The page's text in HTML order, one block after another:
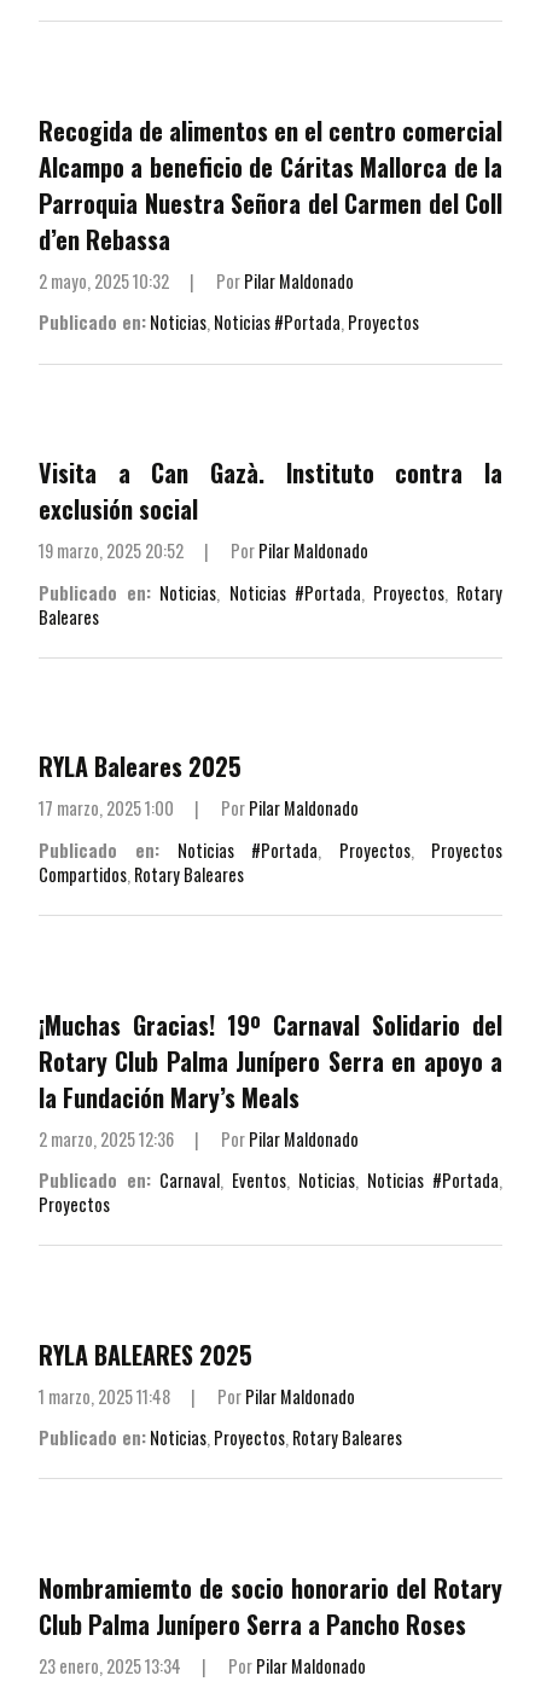
Recogida de alimentos en el centro comercial
Alcampo a beneficio de Cáritas Mallorca de la
Parroquia Nuestra Señora del Carmen del Coll
d’en Rebassa
2 mayo, 2025 10:32 | PorPilar Maldonado
Publicado en:Noticias,Noticias #Portada,Proyectos
Visita a Can Gazà. Instituto contra la
exclusión social
19 marzo, 2025 20:52 | PorPilar Maldonado
Publicado en: Noticias, Noticias #Portada, Proyectos, Rotary
Baleares
RYLA Baleares 2025
17 marzo, 2025 1:00 | PorPilar Maldonado
Publicado en:
Noticias #Portada, Proyectos, Proyectos
Compartidos, Rotary Baleares
¡Muchas Gracias! 19º Carnaval Solidario del
Rotary Club Palma Junípero Serra en apoyo a
la Fundación Mary’s Meals
2 marzo, 2025 12:36 | PorPilar Maldonado
Publicado en: Carnaval, Eventos, Noticias, Noticias #Portada,
Proyectos
RYLA BALEARES 2025
1 marzo, 2025 11:48 | PorPilar Maldonado
Publicado en:Noticias, Proyectos, Rotary Baleares
Nombramiemto de socio honorario del Rotary
Club Palma Junípero Serra a Pancho Roses
23 enero, 2025 13:34 | PorPilar Maldonado